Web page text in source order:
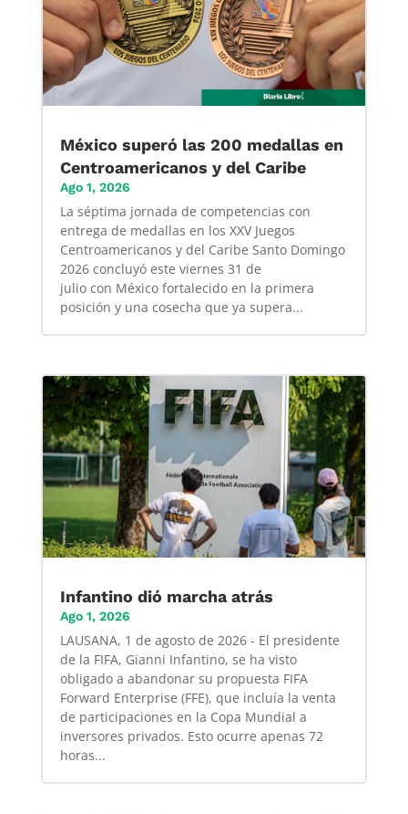
México superó las 200 medallas en
Centroamericanos y del Caribe
Ago 1, 2026
La séptima jornada de competencias con
entrega de medallas en los XXV Juegos
Centroamericanos y del Caribe Santo Domingo
2026 concluyó este viernes 31 de
julio con México fortalecido en la primera
posición y una cosecha que ya supera...
Infantino dió marcha atrás
Ago 1, 2026
LAUSANA, 1 de agosto de 2026 - El presidente
de la FIFA, Gianni Infantino, se ha visto
obligado a abandonar su propuesta FIFA
Forward Enterprise (FFE), que incluía la venta
de participaciones en la Copa Mundial a
inversores privados. Esto ocurre apenas 72
horas...